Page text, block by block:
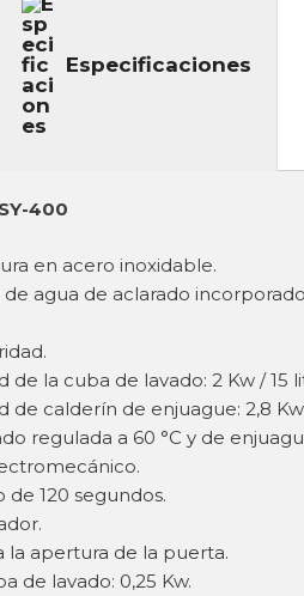
Especificaciones
400
en acero inoxidable.
agua de aclarado
de la cuba de lavado: 2 Kw / 15
de calderín de enjuague: 2,8
regulada a 60 °C y de
de 120 segundos.
la apertura de la puerta.
de lavado: 0,25 Kw.